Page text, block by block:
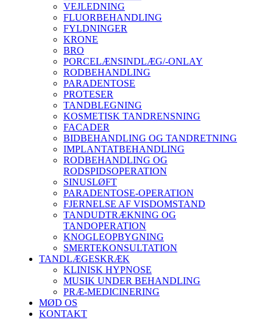
VEJLEDNING
FLUORBEHANDLING
FYLDNINGER
KRONE
BRO
PORCELÆNSINDLÆG/-ONLAY
RODBEHANDLING
PARADENTOSE
PROTESER
TANDBLEGNING
KOSMETISK TANDRENSNING
FACADER
BIDBEHANDLING OG TANDRETNING
IMPLANTATBEHANDLING
RODBEHANDLING OG
RODSPIDSOPERATION
SINUSLØFT
PARADENTOSE-OPERATION
FJERNELSE AF VISDOMSTAND
TANDUDTRÆKNING OG
TANDOPERATION
KNOGLEOPBYGNING
SMERTEKONSULTATION
TANDLÆGESKRÆK
KLINISK HYPNOSE
MUSIK UNDER BEHANDLING
PRÆ-MEDICINERING
MØD OS
KONTAKT